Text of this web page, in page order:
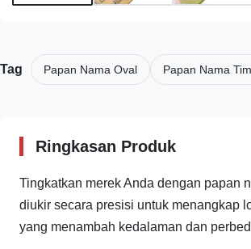
Tag Papan Nama Oval Papan Nama
Ringkasan Produk
Tingkatkan merek Anda dengan papan
diukir secara presisi untuk menangkap
yang menambah kedalaman dan